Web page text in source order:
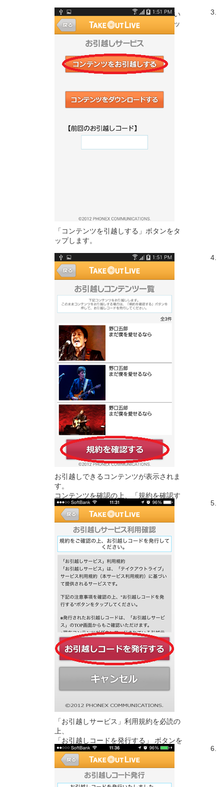
※「お引越しサービス」が表示されない
場合、各ストアよりアプリの更新（アッ
プデート）を行ってください。
3.
「コンテンツを引越しする」ボタンをタ
ップします。
4.
お引越しできるコンテンツが表示されま
す。
コンテンツを確認の上、「規約を確認す
る」をタップします。
5.
「お引越しサービス」利用規約を必読の
上、
「お引越しコードを発行する」 ボタンを
タップします。
6.